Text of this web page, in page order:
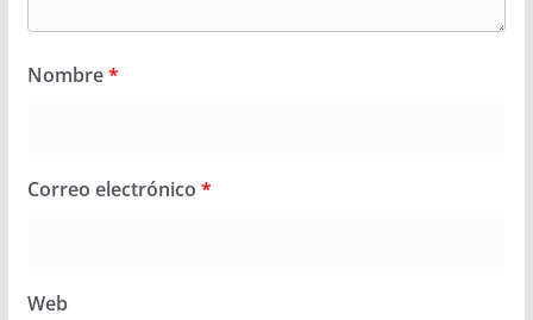
Nombre*
Correo electrónico *
Web